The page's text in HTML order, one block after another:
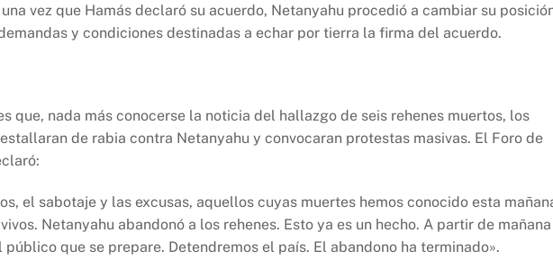
vez que Hamás declaró su acuerdo, Netanyahu procedió a cambiar su
y condiciones destinadas a echar por tierra la firma del acuerdo.
que, nada más conocerse la noticia del hallazgo de seis rehenes muertos, los
de rabia contra Netanyahu y convocaran protestas masivas. El Foro de
el sabotaje y las excusas, aquellos cuyas muertes hemos conocido esta
Netanyahu abandonó a los rehenes. Esto ya es un hecho. A partir de mañana
que se prepare. Detendremos el país. El abandono ha terminado».